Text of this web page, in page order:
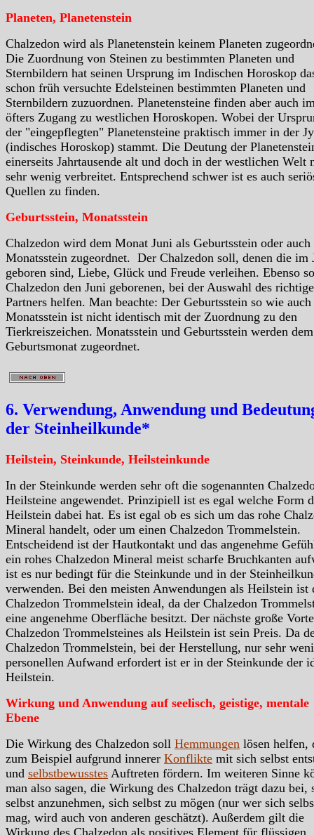
Planeten, Planetenstein
Chalzedon wird als Planetenstein keinem Planeten
Die Zuordnung von Steinen zu bestimmten Planeten und
Sternbildern hat seinen Ursprung im Indischen Horoskop
schon früh versuchte Edelsteinen bestimmten Planeten und
Sternbildern zuzuordnen. Planetensteine finden aber auch
öfters Zugang zu westlichen Horoskopen. Wobei der
der "eingepflegten" Planetensteine praktisch immer in der
(indisches Horoskop) stammt. Die Deutung der
einerseits Jahrtausende alt und doch in der westlichen Welt
sehr wenig verbreitet. Entsprechend schwer ist es auch
Quellen zu finden.
Geburtsstein, Monatsstein
Chalzedon wird dem Monat Juni als Geburtsstein oder auch
Monatsstein zugeordnet. Der Chalzedon soll, denen die im
geboren sind, Liebe, Glück und Freude verleihen. Ebenso
Chalzedon den Juni geborenen, bei der Auswahl des
Partners helfen. Man beachte: Der Geburtsstein so wie auch
Monatsstein ist nicht identisch mit der Zuordnung zu den
Tierkreiszeichen. Monatsstein und Geburtsstein werden dem
Geburtsmonat zugeordnet.
6. Verwendung, Anwendung und
der Steinheilkunde*
Heilstein, Steinkunde, Heilsteinkunde
In der Steinkunde werden sehr oft die sogenannten
Heilsteine angewendet. Prinzipiell ist es egal welche Form
Heilstein dabei hat. Es ist egal ob es sich um das rohe
Mineral handelt, oder um einen Chalzedon Trommelstein.
Entscheidend ist der Hautkontakt und das angenehme
ein rohes Chalzedon Mineral meist scharfe Bruchkanten
ist es nur bedingt für die Steinkunde und in der
verwenden. Bei den meisten Anwendungen als Heilstein ist
Chalzedon Trommelstein ideal, da der Chalzedon
eine angenehme Oberfläche besitzt. Der nächste große
Chalzedon Trommelsteines als Heilstein ist sein Preis. Da
Chalzedon Trommelstein, bei der Herstellung, nur sehr
personellen Aufwand erfordert ist er in der Steinkunde der
Heilstein.
Wirkung und Anwendung auf seelisch, geistige, mentale
Ebene
Die Wirkung des Chalzedon soll Hemmungen lösen helfen,
zum Beispiel aufgrund innerer Konflikte mit sich selbst
und selbstbewusstes Auftreten fördern. Im weiteren Sinne
man also sagen, die Wirkung des Chalzedon trägt dazu bei,
selbst anzunehmen, sich selbst zu mögen (nur wer sich
mag, wird auch von anderen geschätzt). Außerdem gilt die